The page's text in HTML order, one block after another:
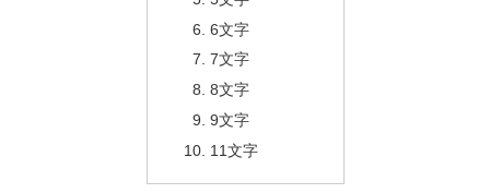
6文字
7文字
8文字
9文字
11文字